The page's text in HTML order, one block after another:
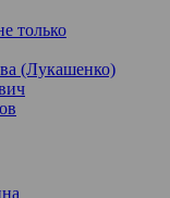
только
(Лукашенко)